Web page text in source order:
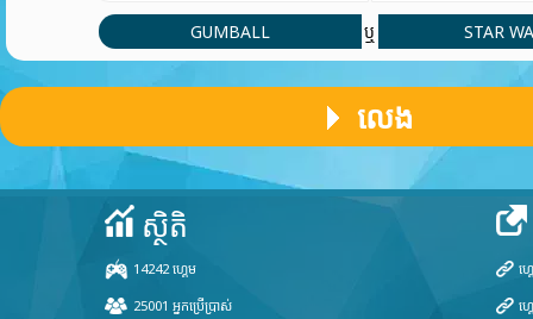
Player 98835
Pokemon
Yeabkal tesfaye (25 Jun, 7:33 pm)
Player 96749 (6 Apr, 11:06 am)
Tas bien pendejo puto
GUMBALL ឬ STAR
លេង